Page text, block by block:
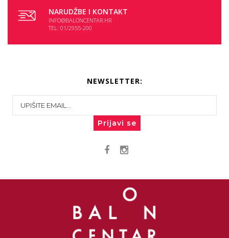
NARUDŽBE I KONTAKT
INFO@BALONCENTAR.HR
TEL: 01/2955-200
NEWSLETTER:
Prijavi se